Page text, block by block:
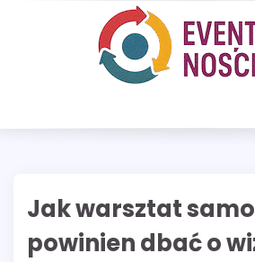
Jak warsztat
powinien dbać o